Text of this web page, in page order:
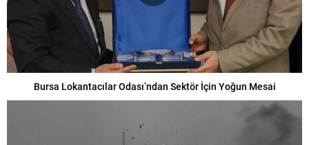
Bursa Lokantacılar Odası’ndan Sektör İçin Yoğun Mesai